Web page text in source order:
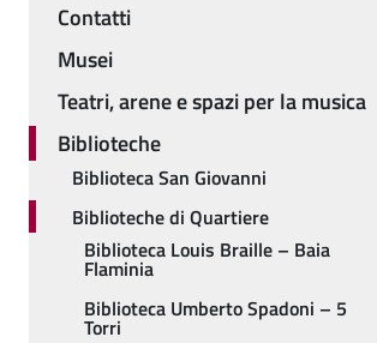
Menu
Contatti
Musei
Teatri, arene e spazi per la musica
Biblioteche
Biblioteca San Giovanni
Biblioteche di Quartiere
Biblioteca Louis Braille – Baia
Flaminia
Biblioteca Umberto Spadoni – 5
Torri